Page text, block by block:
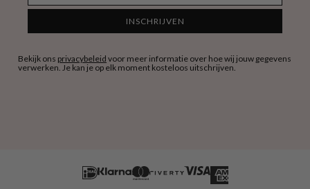
INSCHRIJVEN
Bekijk ons privacybeleid voor meer informatie over hoe wij jouw gegevens
verwerken. Je kan je op elk moment kosteloos uitschrijven.